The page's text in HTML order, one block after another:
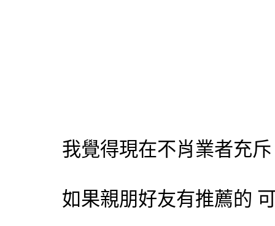
我覺得現在不肖業者充斥
如果親朋好友有推薦的